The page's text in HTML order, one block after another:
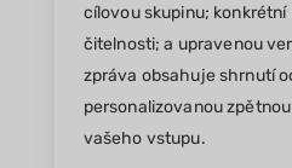
cílovou skupinu;
čitelnosti; a upravenou
zpráva obsahuje shrnutí
personalizovanou
vašeho vstupu.